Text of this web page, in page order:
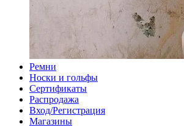
Ремни
Носки и гольфы
Сертификаты
Распродажа
Вход/Регистрация
Магазины